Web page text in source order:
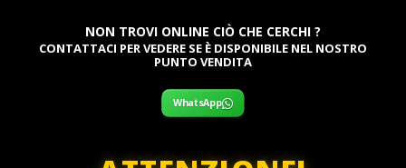
NON TROVI ONLINE CIÒ CHE CERCHI ?
CONTATTACI PER VEDERE SE È DISPONIBILE NEL NOSTRO
PUNTO VENDITA
WhatsApp